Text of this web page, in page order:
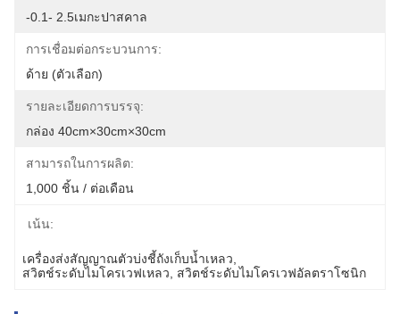
-0.1- 2.5เมกะปาสคาล
การเชื่อมต่อกระบวนการ:
ด้าย (ตัวเลือก)
รายละเอียดการบรรจุ:
กล่อง 40cm×30cm×30cm
สามารถในการผลิต:
1,000 ชิ้น / ต่อเดือน
เน้น:
เครื่องส่งสัญญาณตัวบ่งชี้ถังเก็บน้ำเหลว
สวิตช์ระดับไมโครเวฟเหลว
สวิตช์ระดับไมโครเวฟอัลตราโซนิก